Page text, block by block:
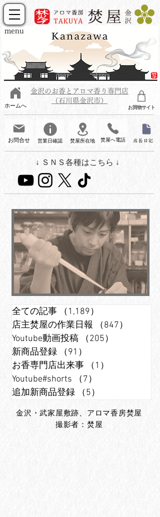
menu
ホームへ
焚屋所在地
営業日確認
お問合せ 焚屋へ電話
お買物サイト
↓ ＳＮＳ各種はこちら ↓
金沢のお香とアロマ香り専門店
（石川県金沢市）
店長日記
全ての記事 （1,189）
店主焚屋の作業日報
（847）
Youtube動画投稿
（205）
新商品登録
（91）
お香専門店出来事
（1）
Youtube#shorts
（7）
追加新商品登録
（5）
金沢・武家屋敷跡、アロマ香房焚屋
撮影者：焚屋